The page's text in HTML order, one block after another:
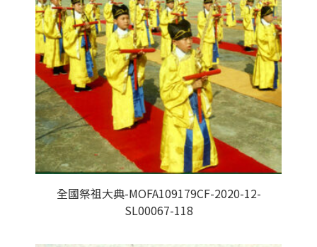
全國祭祖大典-MOFA109179CF-2020-12-
SL00067-118